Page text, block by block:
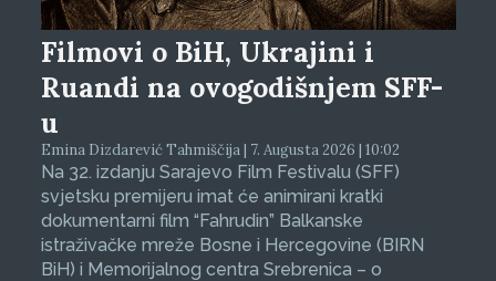
Filmovi o BiH, Ukrajini i
Ruandi na ovogodišnjem SFF-
u
Emina Dizdarević Tahmiščija | 7. Augusta 2026 | 10:02
Na 32. izdanju Sarajevo Film Festivalu (SFF)
svjetsku premijeru imat će animirani kratki
dokumentarni film “Fahrudin” Balkanske
istraživačke mreže Bosne i Hercegovine (BIRN
BiH) i Memorijalnog centra Srebrenica – o